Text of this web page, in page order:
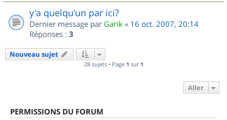
y'a quelqu'un par ici?
Dernier message par Garik « 16 oct. 2007, 20:14
Réponses : 3
Nouveau sujet
28 sujets • Page 1 sur 1
Aller
PERMISSIONS DU FORUM